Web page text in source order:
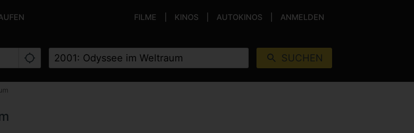
FILME KINOS AUTOKINOS ANMELDEN
SUCHEN